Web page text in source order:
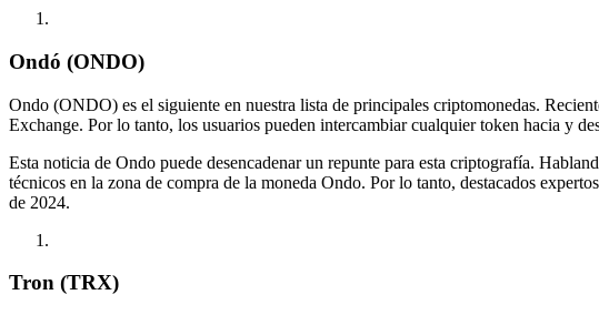
Ondó (ONDO)
Ondo (ONDO) es el siguiente en nuestra lista de principales criptomonedas.
Exchange. Por lo tanto, los usuarios pueden intercambiar cualquier token hacia y
Esta noticia de Ondo puede desencadenar un repunte para esta criptografía.
técnicos en la zona de compra de la moneda Ondo. Por lo tanto, destacados
de 2024.
Tron (TRX)